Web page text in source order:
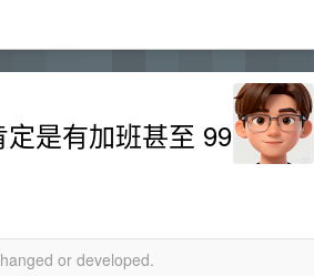
是有加班甚至 99
or developed.